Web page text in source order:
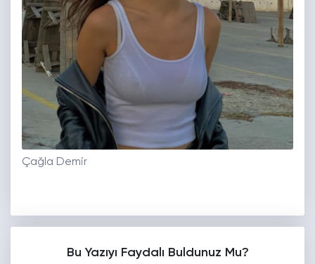
Çağla Demir
Bu Yazıyı Faydalı Buldunuz Mu?